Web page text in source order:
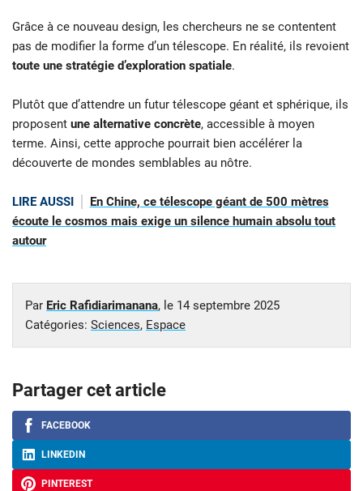
Grâce à ce nouveau design, les chercheurs ne se contentent
pas de modifier la forme d’un télescope. En réalité, ils revoient
toute une stratégie d’exploration spatiale.
Plutôt que d’attendre un futur télescope géant et sphérique, ils
proposent une alternative concrète, accessible à moyen
terme. Ainsi, cette approche pourrait bien accélérer la
découverte de mondes semblables au nôtre.
LIRE AUSSI
En Chine, ce télescope géant de 500 mètres
écoute le cosmos mais exige un silence humain absolu tout
autour
Par Eric Rafidiarimanana, le 14 septembre 2025
Catégories: Sciences, Espace
Partager cet article
FACEBOOK
LINKEDIN
PINTEREST